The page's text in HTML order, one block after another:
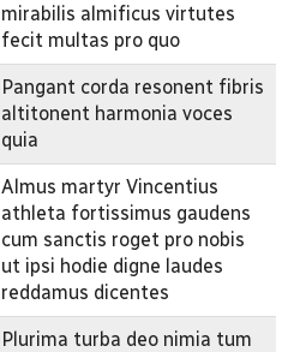
mirabilis almificus virtutes
fecit multas pro quo
Pangant corda resonent fibris
altitonent harmonia voces
quia
Almus martyr Vincentius
athleta fortissimus gaudens
cum sanctis roget pro nobis
ut ipsi hodie digne laudes
reddamus dicentes
Plurima turba deo nimia tum